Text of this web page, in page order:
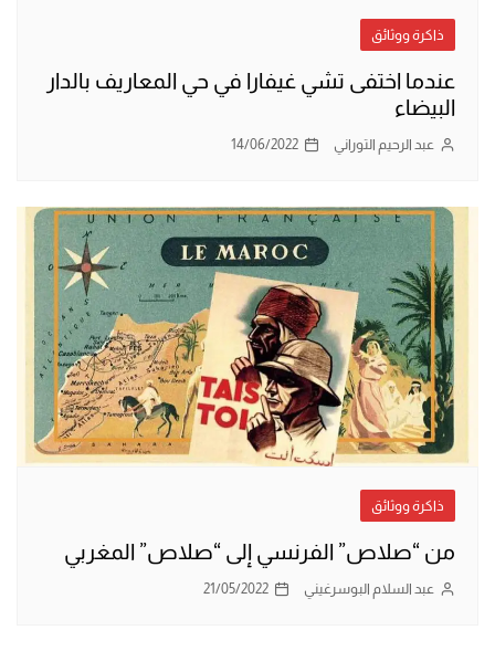
ذاكرة ووثائق
عندما اختفى تشي غيفارا في حي المعاريف بالدار
البيضاء
عبد الرحيم التوراني 14/06/2022
ذاكرة ووثائق
من “صلاص” الفرنسي إلى “صلاص” المغربي
عبد السلام البوسرغيني 21/05/2022